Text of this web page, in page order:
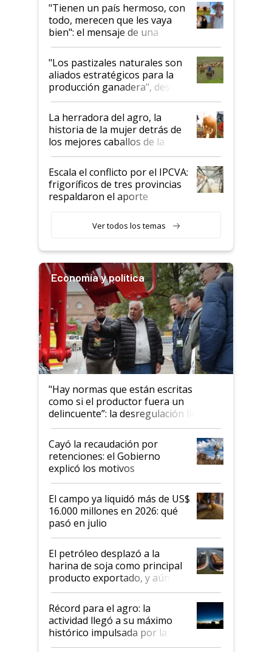
"Tienen un país hermoso, con
todo, merecen que les vaya
bien": el mensaje de una
ganadera uruguaya sobre las
oportunidades que se abren
para el agro en Argentina, con
foco en la carne
"Los pastizales naturales son
aliados estratégicos para la
producción ganadera", destaca
la iniciativa que ya reúne a 46
establecimientos en Argentina
La herradora del agro, la
historia de la mujer detrás de
los mejores caballos de la
Argentina y los mitos que
todavía hacen sufrir a estos
animales: "Mientras me
descalificaban, yo seguí
haciendo currículum"
Escala el conflicto por el IPCVA:
frigoríficos de tres provincias
respaldaron el aporte
Ver todos los temas
Economía y política
"Hay normas que están escritas
como si el productor fuera un
delincuente”: la desregulación llegó
al Congreso Aapresid y hasta se
habló del financiamiento al IPCVA
Cayó la recaudación por
retenciones: el Gobierno
explicó los motivos
El campo ya liquidó más de US$
16.000 millones en 2026: qué
pasó en julio
El petróleo desplazó a la
harina de soja como principal
producto exportado, y aún así
el agro aportó casi seis de cada
diez dólares y sostuvo el
liderazgo en un semestre
récord
Récord para el agro: la
actividad llegó a su máximo
histórico impulsada por la
cosecha y las exportaciones